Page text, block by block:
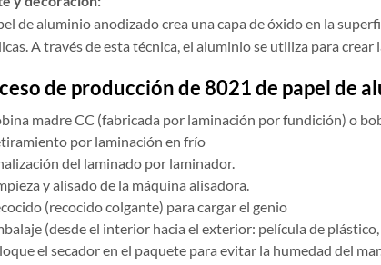
de aluminio anodizado crea una capa de óxido en la
A través de esta técnica, el aluminio se utiliza para
de producción de 8021 de papel de
madre CC (fabricada por laminación por fundición) o
por laminación en frío
del laminado por laminador.
y alisado de la máquina alisadora.
(recocido colgante) para cargar el genio
(desde el interior hacia el exterior: película de
el secador en el paquete para evitar la humedad del